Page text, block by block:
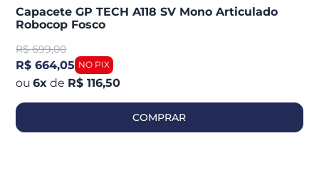
Capacete GP TECH A118 SV Mono Articulado
Robocop Fosco
R$ 699,00
R$ 664,05
6x de R$ 116,50
COMPRAR